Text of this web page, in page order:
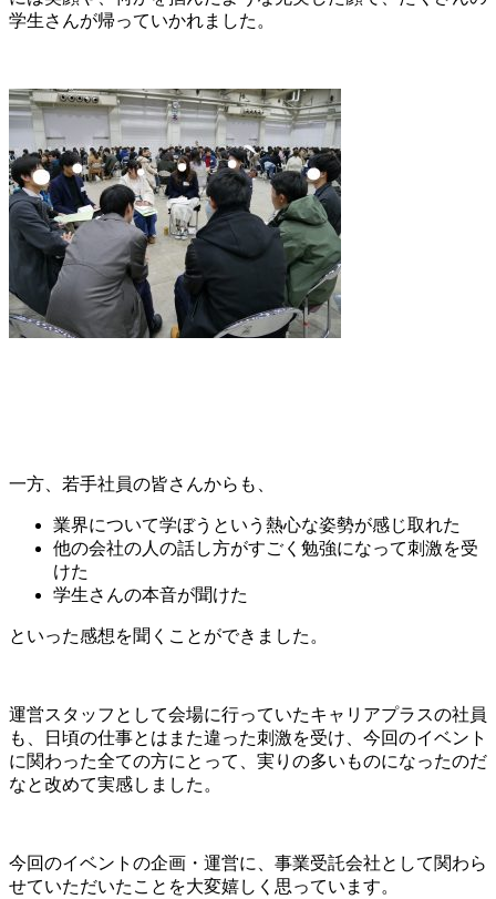
学生さんが帰っていかれました。
一方、若手社員の皆さんからも、
業界について学ぼうという熱心な姿勢が感じ取れた
他の会社の人の話し方がすごく勉強になって刺激を受
けた
学生さんの本音が聞けた
といった感想を聞くことができました。
運営スタッフとして会場に行っていたキャリアプラスの社員
も、日頃の仕事とはまた違った刺激を受け、今回のイベント
に関わった全ての方にとって、実りの多いものになったのだ
なと改めて実感しました。
今回のイベントの企画・運営に、事業受託会社として関わら
せていただいたことを大変嬉しく思っています。